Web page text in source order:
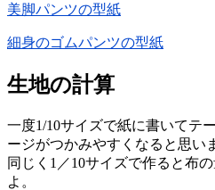
美脚パンツの型紙
細身のゴムパンツの型紙
生地の計算
一度1/10サイズで紙に書いてテ
ージがつかみやすくなると思い
同じく1／10サイズで作ると布
よ。